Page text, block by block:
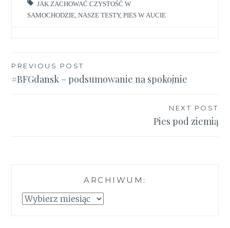
JAK ZACHOWAĆ CZYSTOŚĆ W
SAMOCHODZIE ,NASZE TESTY,PIES W AUCIE
Nawigacja
wpisu
PREVIOUS POST
#BFGdansk – podsumowanie na spokojnie
NEXT POST
Pies pod ziemią
ARCHIWUM:
Archiwum: